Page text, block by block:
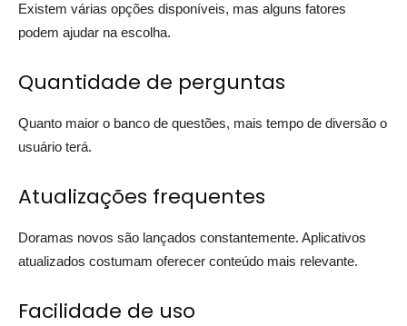
Existem várias opções disponíveis, mas alguns fatores
podem ajudar na escolha.
Quantidade de perguntas
Quanto maior o banco de questões, mais tempo de diversão o
usuário terá.
Atualizações frequentes
Doramas novos são lançados constantemente. Aplicativos
atualizados costumam oferecer conteúdo mais relevante.
Facilidade de uso